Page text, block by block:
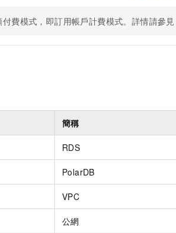
付費模式，即訂用帳戶計費模式。詳情請參
簡稱
RDS
PolarDB
VPC
公網